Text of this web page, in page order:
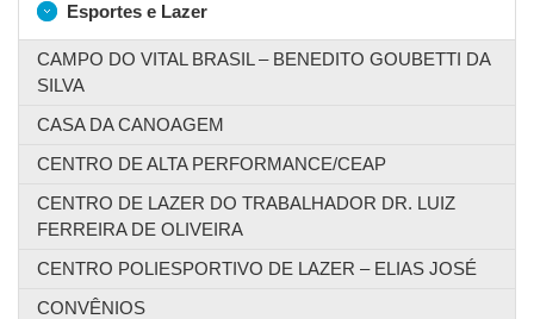
Esportes e Lazer
CAMPO DO VITAL BRASIL – BENEDITO GOUBETTI DA
SILVA
CASA DA CANOAGEM
CENTRO DE ALTA PERFORMANCE/CEAP
CENTRO DE LAZER DO TRABALHADOR DR. LUIZ
FERREIRA DE OLIVEIRA
CENTRO POLIESPORTIVO DE LAZER – ELIAS JOSÉ
CONVÊNIOS